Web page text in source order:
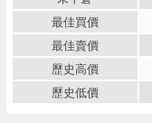
最佳買價
最佳賣價
歷史高價
歷史低價